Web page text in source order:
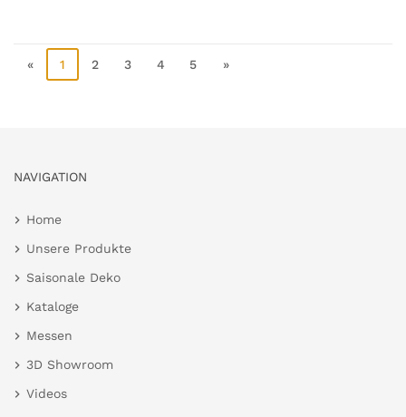
« 1 2 3 4 5 »
NAVIGATION
Home
Unsere Produkte
Saisonale Deko
Kataloge
Messen
3D Showroom
Videos